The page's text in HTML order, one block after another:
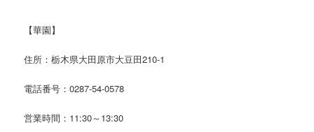
【華園】
住所：栃木県大田原市大豆田210-1
電話番号：0287-54-0578
営業時間：11:30～13:30